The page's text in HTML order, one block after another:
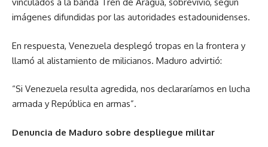
vinculados a la banda Tren de Aragua, sobrevivió, según
imágenes difundidas por las autoridades estadounidenses.
En respuesta, Venezuela desplegó tropas en la frontera y
llamó al alistamiento de milicianos. Maduro advirtió:
“Si Venezuela resulta agredida, nos declararíamos en lucha
armada y República en armas”.
Denuncia de Maduro sobre despliegue militar